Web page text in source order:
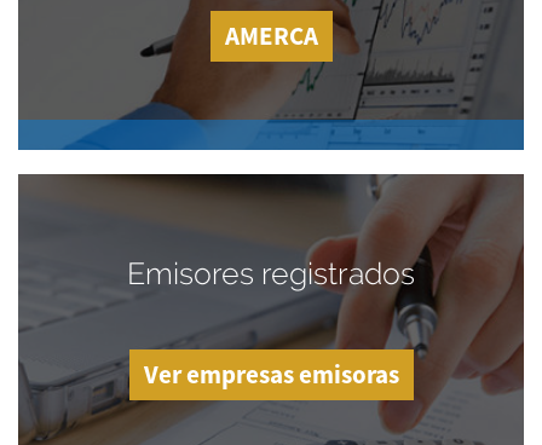
AMERCA
Emisores registrados
Ver empresas emisoras